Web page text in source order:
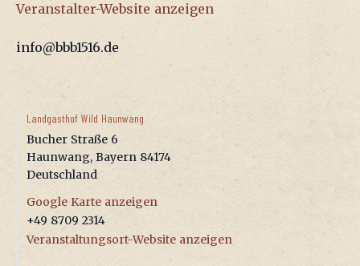
Ver­an­stal­ter-Web­site anzeigen
info@bbb1516.de
Land­gast­hof Wild Haunwang
Bucher Stra­ße 6
Haun­wang, Bay­ern 84174
Deutsch­land
Goog­le Kar­te anzeigen
+49 8709 2314
Ver­an­stal­tungs­ort-Web­site anzeigen